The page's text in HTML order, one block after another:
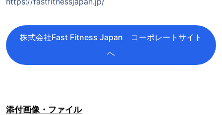
株式会社Fast Fitness Japan コーポレートサイト
へ
添付画像・ファイル